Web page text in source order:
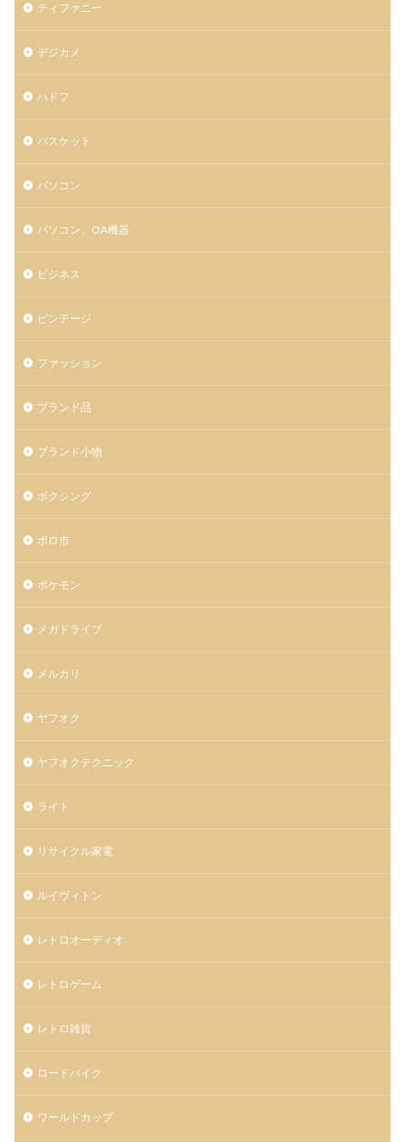
ティファニー
デジカメ
ハドフ
バスケット
パソコン
パソコン、OA機器
ビジネス
ビンテージ
ファッション
ブランド品
ブランド小物
ボクシング
ボロ市
ポケモン
メガドライブ
メルカリ
ヤフオク
ヤフオクテクニック
ライト
リサイクル家電
ルイヴィトン
レトロオーディオ
レトロゲーム
レトロ雑貨
ロードバイク
ワールドカップ